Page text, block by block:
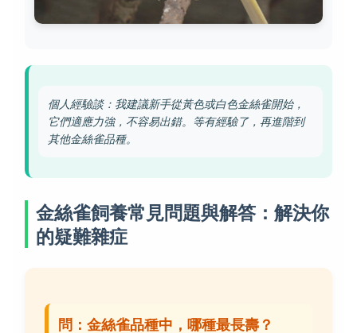
個人經驗談：我建議新手從黃色或白色金絲雀開始，
它們適應力強，不容易出錯。等有經驗了，再進階到
其他金絲雀品種。
金絲雀飼養常見問題與解答：解決你
的疑難雜症
問：金絲雀品種中，哪種最長壽？